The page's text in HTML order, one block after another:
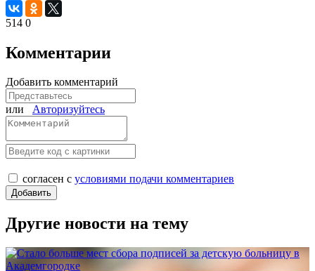
514 0
Комментарии
Добавить комментарий
или Авторизуйтесь
согласен с условиями подачи комментариев
Другие новости на тему